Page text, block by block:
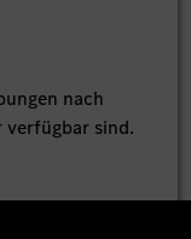
nach
verfügbar sind.